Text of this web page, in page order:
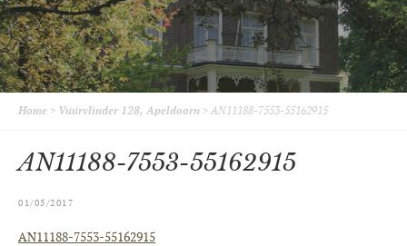
Home > Vuurvlinder 128, Apeldoorn >AN11188-7553-55162915
AN11188-7553-55162915
01/05/2017
AN11188-7553-55162915